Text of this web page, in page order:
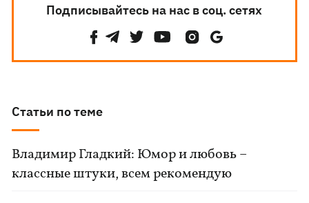
Подписывайтесь на нас в соц. сетях
Статьи по теме
Владимир Гладкий: Юмор и любовь –
классные штуки, всем рекомендую